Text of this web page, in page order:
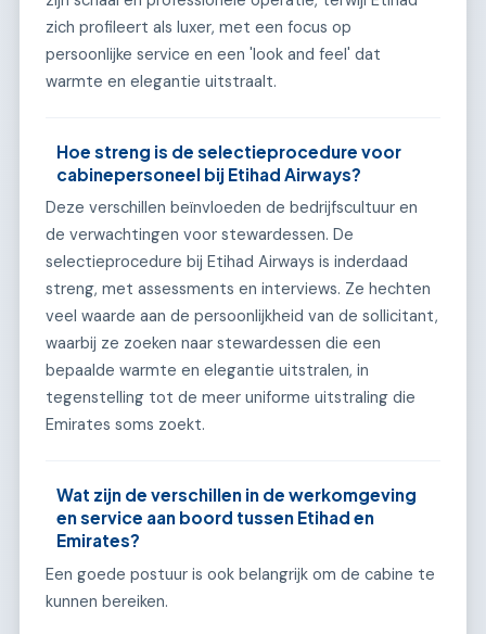
zich profileert als luxer, met een focus op
persoonlijke service en een 'look and feel' dat
warmte en elegantie uitstraalt.
Hoe streng is de selectieprocedure voor
cabinepersoneel bij Etihad Airways?
Deze verschillen beïnvloeden de bedrijfscultuur en
de verwachtingen voor stewardessen. De
selectieprocedure bij Etihad Airways is inderdaad
streng, met assessments en interviews. Ze hechten
veel waarde aan de persoonlijkheid van de sollicitant,
waarbij ze zoeken naar stewardessen die een
bepaalde warmte en elegantie uitstralen, in
tegenstelling tot de meer uniforme uitstraling die
Emirates soms zoekt.
Wat zijn de verschillen in de werkomgeving
en service aan boord tussen Etihad en
Emirates?
Een goede postuur is ook belangrijk om de cabine te
kunnen bereiken.